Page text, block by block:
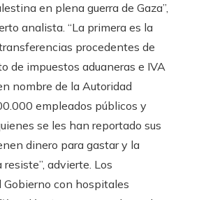
en plena guerra de Gaza”,
analista. “La primera es la
procedentes de
de impuestos aduaneras e IVA
nombre de la Autoridad
empleados públicos y
se les han reportado sus
dinero para gastar y la
advierte. Los
con hospitales